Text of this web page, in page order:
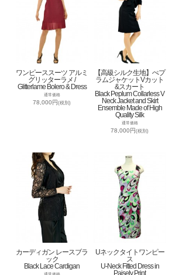
ワンピーススーツ アルミ
グリッターラメ /
Glitterlame Bolero & Dress
通常価格
78,000円(税別)
【高級シルク生地】ぺプ
ラムジャケットVカット
&スカート
Black Peplum Collarless V
Neck Jacket and Skirt
Ensemble Made of High
Quality Silk
通常価格
78,000円(税別)
カーディガン レースブラ
ック
Black Lace Cardigan
通常価格
Uネックタイトワンピー
ス
U-Neck Fitted Dress in
Paisely Print